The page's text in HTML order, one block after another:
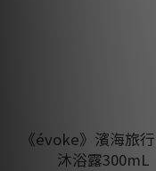
《évoke》濱海旅
沐浴露300mL